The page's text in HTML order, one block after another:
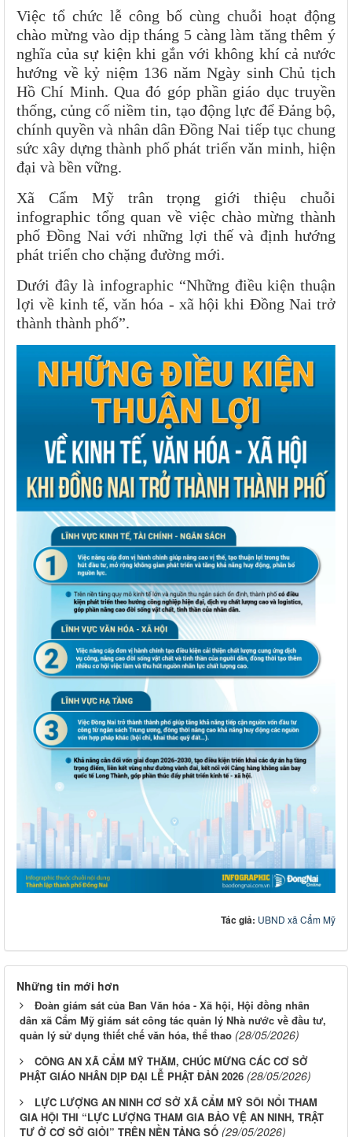
Việc tổ chức lễ công bố cùng chuỗi hoạt động
chào mừng vào dịp tháng 5 càng làm tăng thêm ý
nghĩa của sự kiện khi gắn với không khí cả nước
hướng về kỷ niệm 136 năm Ngày sinh Chủ tịch
Hồ Chí Minh. Qua đó góp phần giáo dục truyền
thống, củng cố niềm tin, tạo động lực để Đảng bộ,
chính quyền và nhân dân Đồng Nai tiếp tục chung
sức xây dựng thành phố phát triển văn minh, hiện
đại và bền vững.
Xã Cẩm Mỹ trân trọng giới thiệu chuỗi
infographic tổng quan về việc chào mừng thành
phố Đồng Nai với những lợi thế và định hướng
phát triển cho chặng đường mới.
Dưới đây là infographic “Những điều kiện thuận
lợi về kinh tế, văn hóa - xã hội khi Đồng Nai trở
thành thành phố”.
Tác giả: UBND xã Cẩm Mỹ
Những tin mới hơn
Đoàn giám sát của Ban Văn hóa - Xã hội, Hội đồng nhân
dân xã Cẩm Mỹ giám sát công tác quản lý Nhà nước về đầu tư,
quản lý sử dụng thiết chế văn hóa, thể thao (28/05/2026)
CÔNG AN XÃ CẨM MỸ THĂM, CHÚC MỪNG CÁC CƠ SỞ
PHẬT GIÁO NHÂN DỊP ĐẠI LỄ PHẬT ĐẢN 2026 (28/05/2026)
LỰC LƯỢNG AN NINH CƠ SỞ XÃ CẨM MỸ SÔI NỔI THAM
GIA HỘI THI “LỰC LƯỢNG THAM GIA BẢO VỆ AN NINH, TRẬT
TỰ Ở CƠ SỞ GIỎI” TRÊN NỀN TẢNG SỐ (29/05/2026)